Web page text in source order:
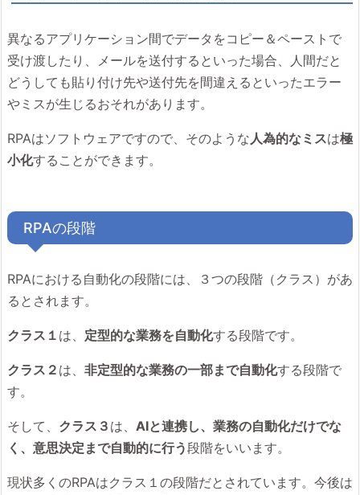
異なるアプリケーション間でデータをコピー＆ペーストで
受け渡したり、メールを送付するといった場合、人間だと
どうしても貼り付け先や送付先を間違えるといったエラー
やミスが生じるおそれがあります。
RPAはソフトウェアですので、そのような人為的なミスは極
小化することができます。
RPAの段階
RPAにおける自動化の段階には、３つの段階（クラス）があ
るとされます。
クラス１ は、 定型的な業務を自動化する段階です。
クラス２ は、 非定型的な業務の一部まで自動化する段階で
す。
そして、 クラス３ は、 AIと連携し、業務の自動化だけでな
く、 意思決定 まで自動的に行う段階をいいます。
現状多くのRPAはクラス１の段階だとされています。今後は